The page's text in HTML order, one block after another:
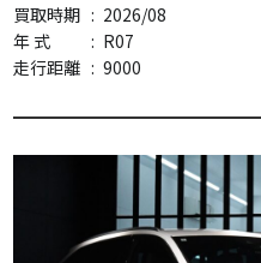
買取時期 : 2026/08
年 式
: R07
走行距離 : 9000